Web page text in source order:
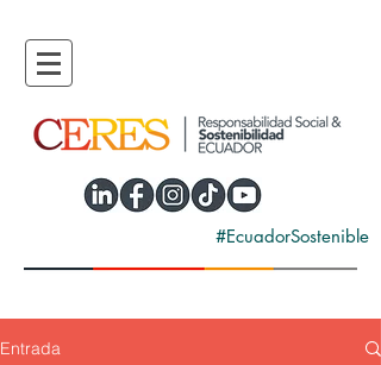
#EcuadorSostenible
Entrada